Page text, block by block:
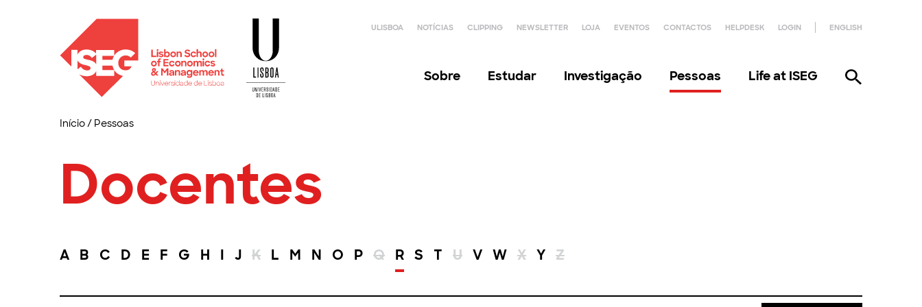
ULISBOA NOTÍCIAS CLIPPING NEWSLETTER LOJA EVENTOS CONTACTOS HELPDESK LOGIN ENGLISH
Sobre Estudar Investigação Pessoas Life at ISEG
Início/ Pessoas
Docentes
A B C D E F G H I J K L M N O P Q R S T U V W X Y Z